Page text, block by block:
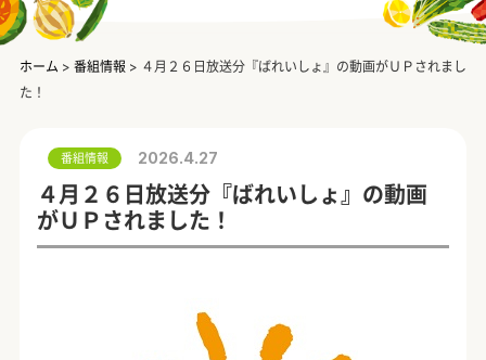
ホーム > 番組情報 > ４月２６日放送分『ばれいしょ』の動画がＵＰされまし
た！
番組情報 2026.4.27
４月２６日放送分『ばれいしょ』の動画
がＵＰされました！